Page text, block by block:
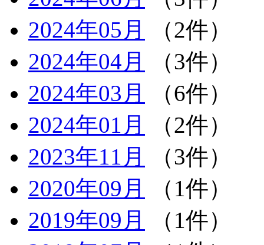
2024年05月
（2件）
2024年04月
（3件）
2024年03月
（6件）
2024年01月
（2件）
2023年11月
（3件）
2020年09月
（1件）
2019年09月
（1件）